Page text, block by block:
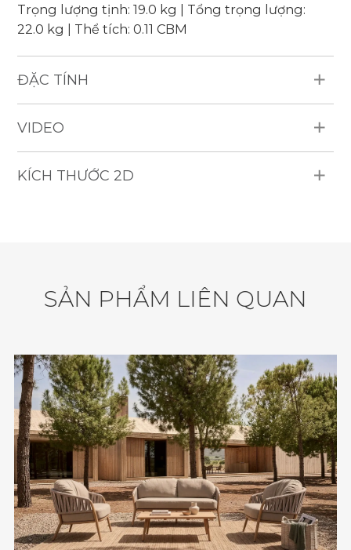
Trọng lượng tịnh: 19.0 kg | Tổng trọng lượng:
22.0 kg | Thể tích: 0.11 CBM
ĐẶC TÍNH
tròn 4mm, khung nhôm, đệm dày 12cm, vải trượt
nước (250g) và vải Olefin, có bo viền, gỗ tràm.
Sản Phẩm Bao Gồm: 2 Ghế sofa đơn, 1 Ghế sofa
VIDEO
KÍCH THƯỚC 2D
SẢN PHẨM LIÊN QUAN